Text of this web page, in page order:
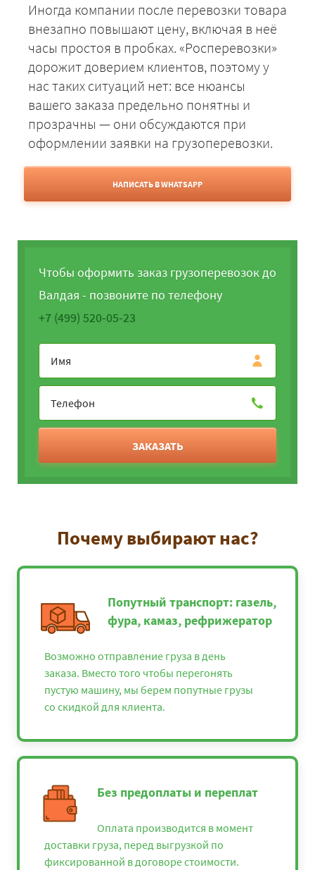
Иногда компании после перевозки товара
внезапно повышают цену, включая в неё
часы простоя в пробках. «Росперевозки»
дорожит доверием клиентов, поэтому у
нас таких ситуаций нет: все нюансы
вашего заказа предельно понятны и
прозрачны — они обсуждаются при
оформлении заявки на грузоперевозки.
НАПИСАТЬ В WHATSAPP
Чтобы оформить заказ грузоперевозок до
Валдая - позвоните по телефону
+7 (499) 520-05-23
ЗАКАЗАТЬ
Почему выбирают нас?
Попутный транспорт: газель,
фура, камаз, рефрижератор
Возможно отправление груза в день
заказа. Вместо того чтобы перегонять
пустую машину, мы берем попутные грузы
со скидкой для клиента.
Без предоплаты и переплат
Оплата производится в момент
доставки груза, перед выгрузкой по
фиксированной в договоре стоимости.